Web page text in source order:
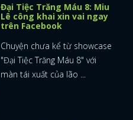
Đại Tiệc Trăng Máu 8: Miu
Lê công khai xin vai ngay
trên Facebook
Chuyện chưa kể từ showcase
"Đại Tiệc Trăng Máu 8" với
màn tái xuất của lão ...